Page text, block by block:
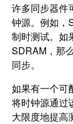
许多同步器件
钟源。例如，
制时测试。如
SDRAM，那
同步。
如果有一个可
将时钟源通过
大限度地提高